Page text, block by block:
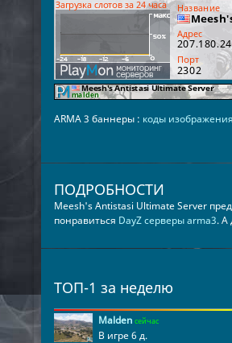
ARMA 3 баннеры : коды
ПОДРОБНОСТИ
Meesh's Antistasi Ultimate Server
понравиться DayZ серверы arma3. А
ТОП-1 за неделю
Malden сейчас
В игре 6 д.